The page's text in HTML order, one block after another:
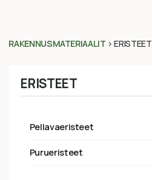
RAKENNUSMATERIAALIT >ERISTEET
ERISTEET
pellavaeristeet
purueristeet